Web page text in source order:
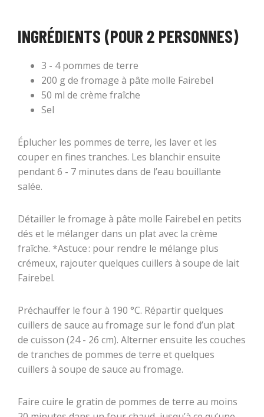
INGRÉDIENTS (POUR 2 PERSONNES)
3 - 4 pommes de terre
200 g de fromage à pâte molle Fairebel
50 ml de crème fraîche
Sel
Éplucher les pommes de terre, les laver et les
couper en fines tranches. Les blanchir ensuite
pendant 6 - 7 minutes dans de l’eau bouillante
salée.
Détailler le fromage à pâte molle Fairebel en petits
dés et le mélanger dans un plat avec la crème
fraîche. *Astuce : pour rendre le mélange plus
crémeux, rajouter quelques cuillers à soupe de lait
Fairebel.
Préchauffer le four à 190 °C. Répartir quelques
cuillers de sauce au fromage sur le fond d’un plat
de cuisson (24 - 26 cm). Alterner ensuite les couches
de tranches de pommes de terre et quelques
cuillers à soupe de sauce au fromage.
Faire cuire le gratin de pommes de terre au moins